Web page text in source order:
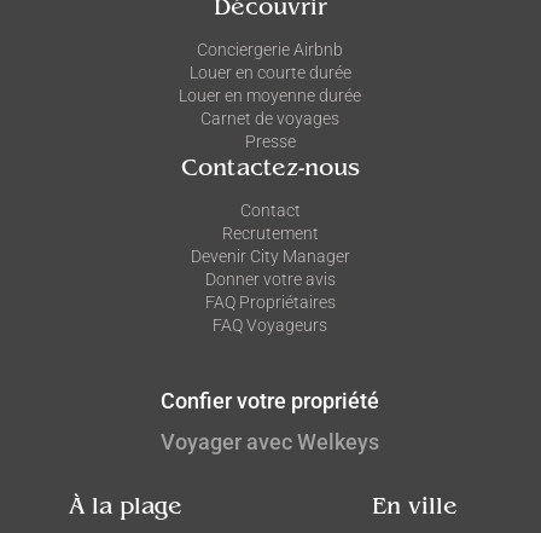
Découvrir
Conciergerie Airbnb
Louer en courte durée
Louer en moyenne durée
Carnet de voyages
Presse
Contactez-nous
Contact
Recrutement
Devenir City Manager
Donner votre avis
FAQ Propriétaires
FAQ Voyageurs
Voyager avec Welkeys
Confier votre propriété
À la plage En ville